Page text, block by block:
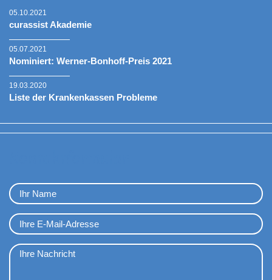
05.10.2021
curassist Akademie
05.07.2021
Nominiert: Werner-Bonhoff-Preis 2021
19.03.2020
Liste der Krankenkassen Probleme